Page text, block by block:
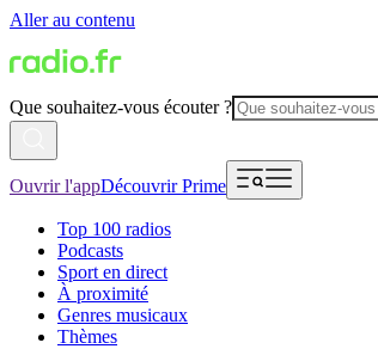
Aller au contenu
Que souhaitez-vous écouter ?
Ouvrir l'appDécouvrir Prime
Top 100 radios
Podcasts
Sport en direct
À proximité
Genres musicaux
Thèmes